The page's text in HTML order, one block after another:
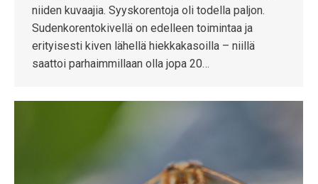
niiden kuvaajia. Syyskorentoja oli todella paljon.
Sudenkorentokivellä on edelleen toimintaa ja
erityisesti kiven lähellä hiekkakasoilla – niillä
saattoi parhaimmillaan olla jopa 20…